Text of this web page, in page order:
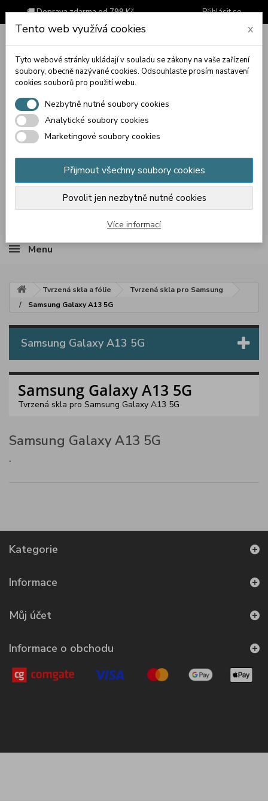
🚚 Doprava zdarma od 799 Kč Přihlásit se
Košík (prázdný)
Menu
Tvrzená skla a fólie
Tvrzená skla pro Samsung
Samsung Galaxy A13 5G
Samsung Galaxy A13 5G
Samsung Galaxy A13 5G
Tvrzená skla pro Samsung Galaxy A13 5G
Samsung Galaxy A13 5G
.
Kategorie
Informace
Můj účet
Informace o obchodu
Tento web využívá cookies x
Tyto webové stránky ukládají v souladu se zákony na vaše zařízení
soubory, obecně nazývané cookies. Odsouhlaste prosím nastavení
cookies souborů pro použití webu.
Nezbytně nutné soubory cookies
Analytické soubory cookies
Marketingové soubory cookies
Přijmout všechny soubory cookies
Povolit jen nezbytně nutné cookies
Více informací